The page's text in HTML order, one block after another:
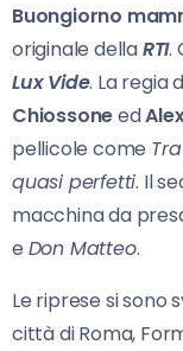
Buongiorno
originale dellaRTI.
Lux Vide. La regia
Chiossoneed
pellicole come
quasi perfetti. Il
macchina da
e Don Matteo.
Le riprese si sono
città di Roma,